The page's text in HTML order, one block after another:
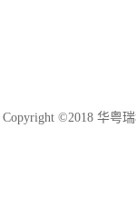
Copyright ©2018 华粤